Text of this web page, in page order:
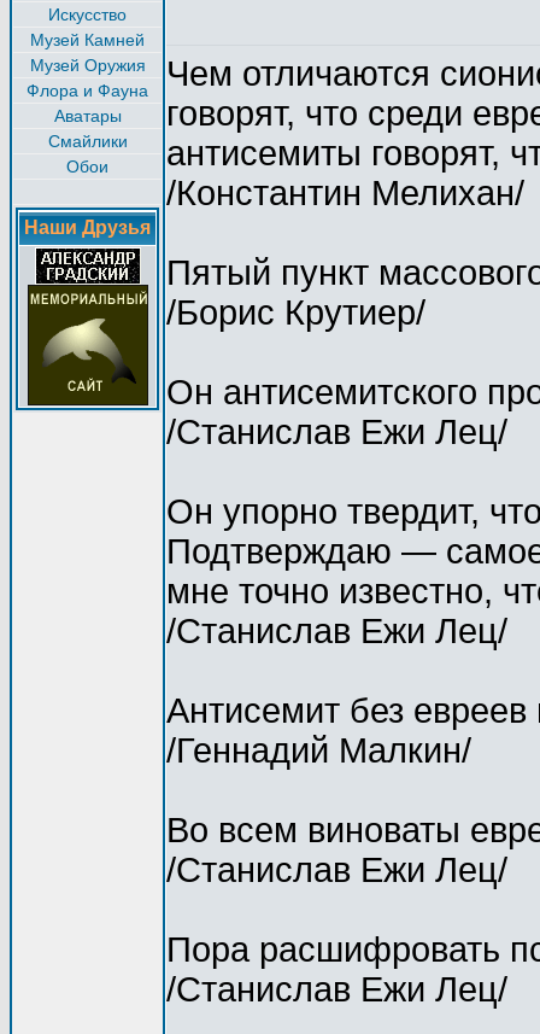
Искусство
Музей Камней
Музей Оружия
Флора и Фауна
Аватары
Смайлики
Обои
Наши Друзья
Чем отличаются
говорят, что среди
антисемиты говорят,
/Константин Мелихан/
Пятый пункт
/Борис Крутиер/
Он антисемитского
/Станислав Ежи Лец/
Он упорно твердит,
Подтверждаю —
мне точно известно,
/Станислав Ежи Лец/
Антисемит без
/Геннадий Малкин/
Во всем виноваты
/Станислав Ежи Лец/
Пора расшифровать
/Станислав Ежи Лец/